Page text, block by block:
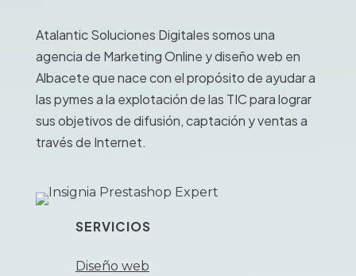
Atalantic Soluciones Digitales somos una
agencia de Marketing Online y diseño web en
Albacete que nace con el propósito de ayudar a
las pymes a la explotación de las TIC para lograr
sus objetivos de difusión, captación y ventas a
través de Internet.
SERVICIOS
Diseño web